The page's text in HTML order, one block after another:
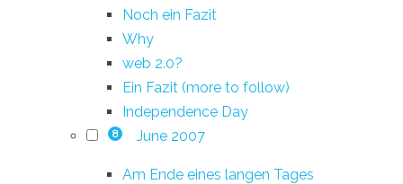
Noch ein Fazit
Why
web 2.0?
Ein Fazit (more to follow)
Independence Day
8 June 2007
Am Ende eines langen Tages